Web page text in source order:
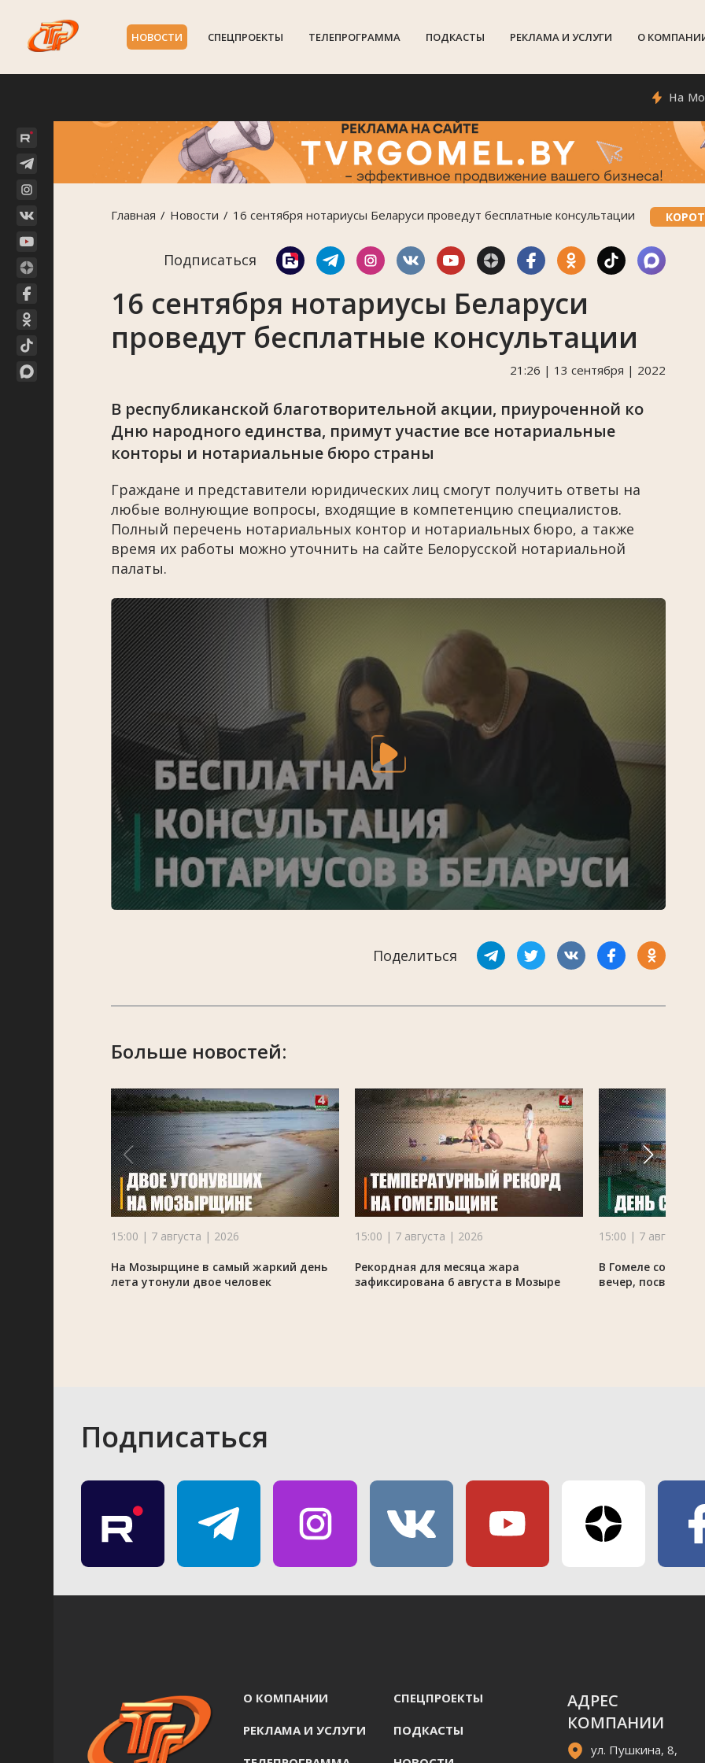
НОВОСТИ СПЕЦПРОЕКТЫ ТЕЛЕПРОГРАММА ПОДКАСТЫ РЕКЛАМА И УСЛУГИ О
На
Главная Новости 16 сентября нотариусы Беларуси проведут бесплатные консультации
Подписаться
16 сентября нотариусы Беларуси
проведут бесплатные консультации
21:26 | 13 сентября | 2022
В республиканской благотворительной акции, приуроченной ко
Дню народного единства, примут участие все нотариальные
конторы и нотариальные бюро страны
Граждане и представители юридических лиц смогут получить ответы на
любые волнующие вопросы, входящие в компетенцию специалистов.
Полный перечень нотариальных контор и нотариальных бюро, а также
время их работы можно уточнить на сайте Белорусской нотариальной
палаты.
Поделиться
Больше новостей:
15:00 | 7 августа | 2026
На Мозырщине в самый жаркий день
лета утонули двое человек
15:00 | 7 августа | 2026
Рекордная для месяца жара
зафиксирована 6 августа в Мозыре
15:00 | 7 августа |
В Гомеле
вечер,
Подписаться
О КОМПАНИИ СПЕЦПРОЕКТЫ
РЕКЛАМА И УСЛУГИ ПОДКАСТЫ
АДРЕС
КОМПАНИИ
ул. Пушкина, 8,